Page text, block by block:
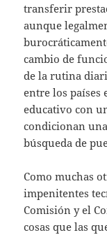
transferir
aunque
cambio de
de la rutina
entre los países
educativo con
condicionan
búsqueda de
Como muchas
impenitentes
Comisión y el
cosas que las